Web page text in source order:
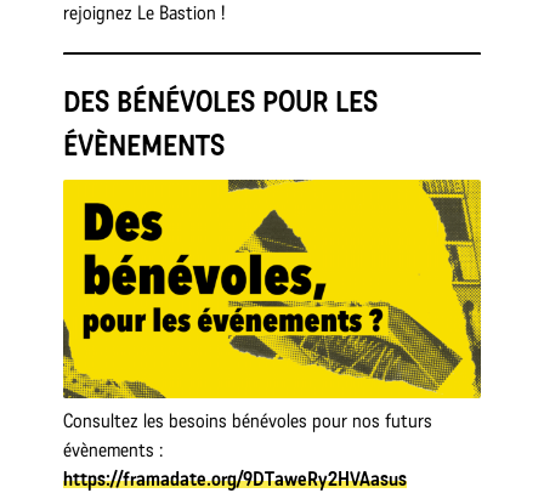
rejoignez Le Bastion !
DES BÉNÉVOLES POUR LES
ÉVÈNEMENTS
Consultez les besoins bénévoles pour nos futurs
évènements :
https://framadate.org/9DTaweRy2HVAasus